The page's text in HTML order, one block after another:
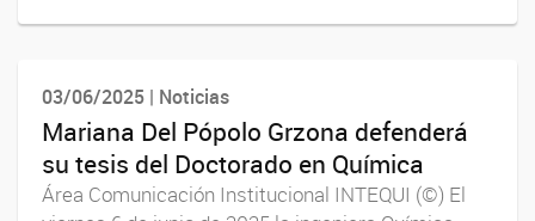
03/06/2025 | Noticias
Mariana Del Pópolo Grzona defenderá
su tesis del Doctorado en Química
Área Comunicación Institucional INTEQUI (©) El